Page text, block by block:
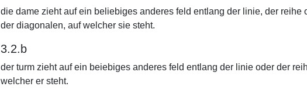
die dame zieht auf ein beliebiges anderes feld entlang der linie, der reihe
der diagonalen, auf welcher sie steht.
3.2.b
der turm zieht auf ein beiebiges anderes feld entlang der linie oder der
welcher er steht.